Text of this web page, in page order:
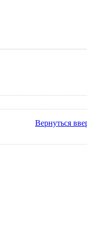
Вернуться